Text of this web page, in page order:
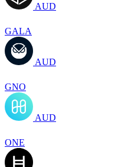
AUD
GALA
AUD
GNO
AUD
ONE